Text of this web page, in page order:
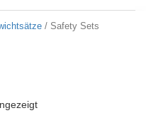
o
/ Safety Sets
Nach Beliebtheit sortiert